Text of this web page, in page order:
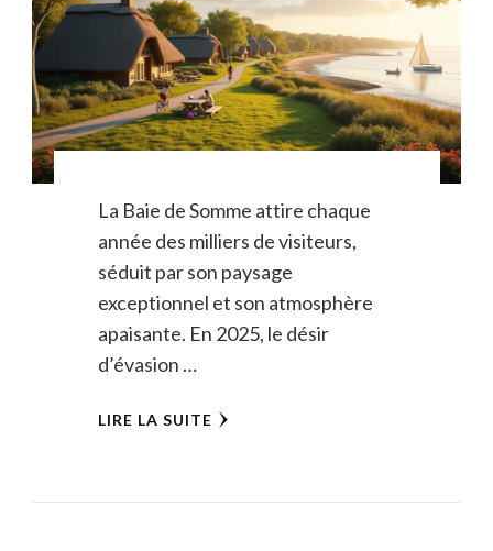
La Baie de Somme attire chaque
année des milliers de visiteurs,
séduit par son paysage
exceptionnel et son atmosphère
apaisante. En 2025, le désir
d’évasion …
LIRE LA SUITE